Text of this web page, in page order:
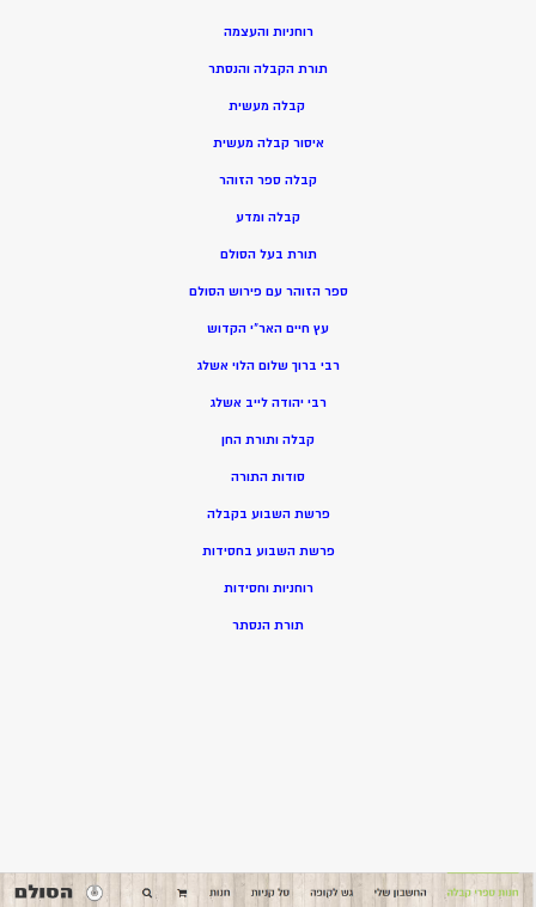
רוחניות והעצמה
תורת הקבלה והנסתר
קבלה מעשית
איסור קבלה מעשית
קבלה ספר הזוהר
קבלה ומדע
תורת בעל הסולם
ספר הזוהר עם פירוש הסולם
עץ חיים האר”י הקדוש
רבי ברוך שלום הלוי אשלג
רבי יהודה לייב אשלג
קבלה ותורת החן
סודות התורה
פרשת השבוע בקבלה
פרשת השבוע בחסידות
רוחניות וחסידות
תורת הנסתר